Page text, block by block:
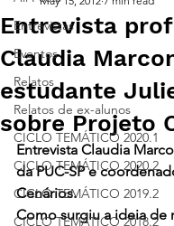
Entrevistas
Eventos
Relatos
Relatos de ex-alunos
CICLO TEMÁTICO 2020.1
CICLO TEMÁTICO 2020.2
CICLO TEMÁTICO 2019.2
CICLO TEMÁTICO 2018.2
Entrevista
Claudia
estudante
sobre Projeto
Entrevista Claudia
da PUC-SP e
Cenários.
Como surgiu a ideia de